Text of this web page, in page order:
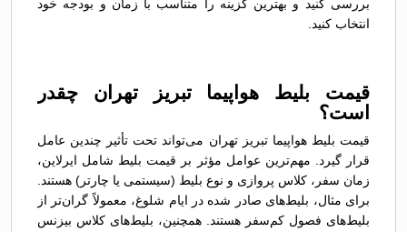
بررسی کنید و بهترین گزینه را متناسب با زمان و بودجه خود
انتخاب کنید.
قیمت بلیط هواپیما تبریز تهران چقدر
است؟
قیمت بلیط هواپیما تبریز تهران می‌تواند تحت تأثیر چندین عامل
قرار گیرد. مهم‌ترین عوامل مؤثر بر قیمت بلیط شامل ایرلاین،
زمان سفر، کلاس پروازی و نوع بلیط (سیستمی یا چارتر) هستند.
برای مثال، بلیط‌های صادر شده در ایام شلوغ، معمولاً گران‌تر از
بلیط‌های فصول کم‌سفر هستند. همچنین، بلیط‌های کلاس بیزنس